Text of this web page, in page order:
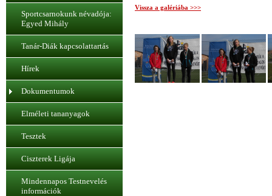
Sportcsarnokunk névadója:
Egyed Mihály
Tanár-Diák kapcsolattartás
Hírek
Dokumentumok
Elméleti tananyagok
Tesztek
Ciszterek Ligája
Mindennapos Testnevelés
információk
Vissza a galériába >>>